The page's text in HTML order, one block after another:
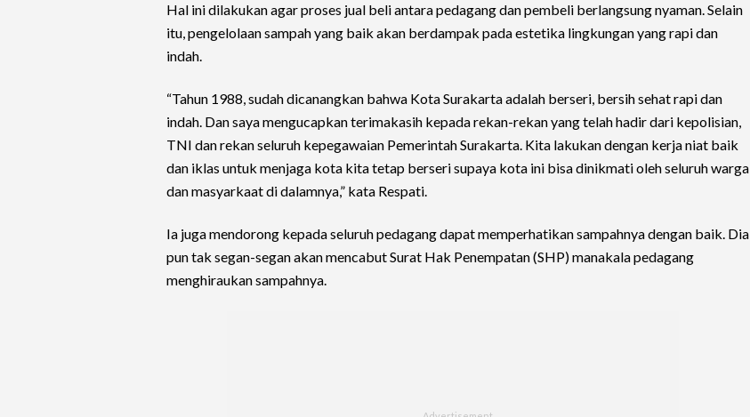
Hal ini dilakukan agar proses jual beli antara pedagang dan pembeli berlangsung nyaman. Selain
itu, pengelolaan sampah yang baik akan berdampak pada estetika lingkungan yang rapi dan
indah.
“Tahun 1988, sudah dicanangkan bahwa Kota Surakarta adalah berseri, bersih sehat rapi dan
indah. Dan saya mengucapkan terimakasih kepada rekan-rekan yang telah hadir dari kepolisian,
TNI dan rekan seluruh kepegawaian Pemerintah Surakarta. Kita lakukan dengan kerja niat baik
dan iklas untuk menjaga kota kita tetap berseri supaya kota ini bisa dinikmati oleh seluruh warga
dan masyarkaat di dalamnya,” kata Respati.
Ia juga mendorong kepada seluruh pedagang dapat memperhatikan sampahnya dengan baik. Dia
pun tak segan-segan akan mencabut Surat Hak Penempatan (SHP) manakala pedagang
menghiraukan sampahnya.